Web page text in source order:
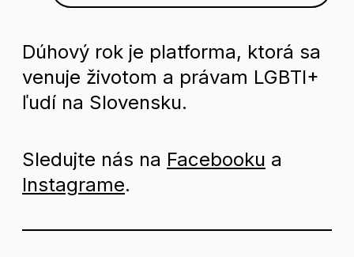
Dúhový rok je platforma, ktorá sa
venuje životom a právam LGBTI+
ľudí na Slovensku.
Sledujte nás na Facebooku a
Instagrame.